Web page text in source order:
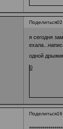
Поделиться
я сегодня
одной
0
Поделиться